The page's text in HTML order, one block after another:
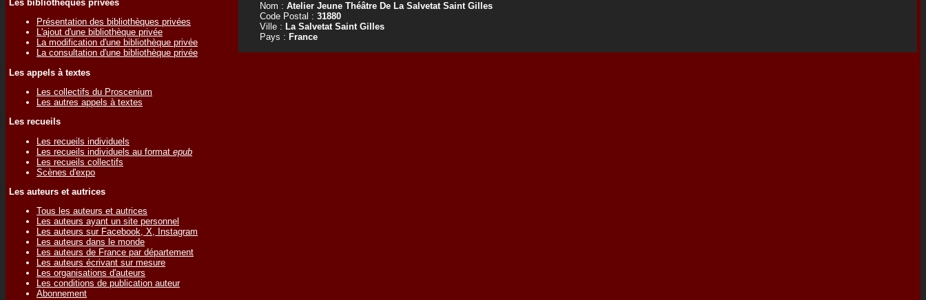
Les bibliothèques privées
Présentation des bibliothèques privées
L'ajout d'une bibliothèque privée
La modification d'une bibliothèque privée
La consultation d'une bibliothèque privée
Les appels à textes
Les collectifs du Proscenium
Les autres appels à textes
Les recueils
Les recueils individuels
Les recueils individuels au format epub
Les recueils collectifs
Scènes d'expo
Les auteurs et autrices
Tous les auteurs et autrices
Les auteurs ayant un site personnel
Les auteurs sur Facebook, X, Instagram
Les auteurs dans le monde
Les auteurs de France par département
Les auteurs écrivant sur mesure
Les organisations d'auteurs
Les conditions de publication auteur
Abonnement
Nom : Atelier Jeune Théâtre De La Salvetat Saint Gilles
Code Postal : 31880
Ville : La Salvetat Saint Gilles
Pays : France